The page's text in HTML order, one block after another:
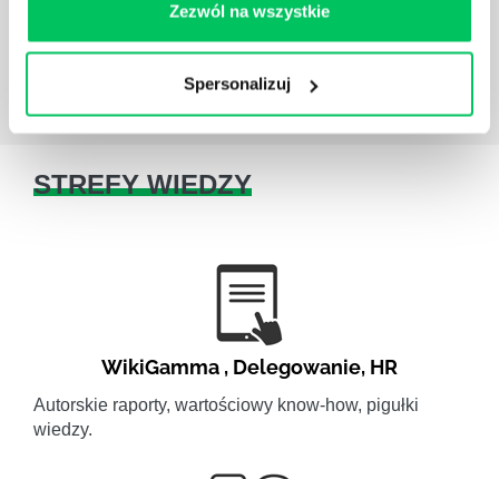
Zezwól na wszystkie
Spersonalizuj
wykonywanej pracy, ale również bezpieczeństwa.
STREFY WIEDZY
WikiGamma , Delegowanie, HR
Autorskie raporty, wartościowy know-how, pigułki
wiedzy.